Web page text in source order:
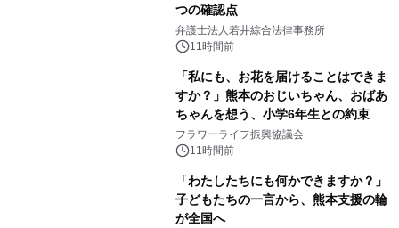
つの確認点
弁護士法人若井綜合法律事務所
11時間前
「私にも、お花を届けることはできま
すか？」熊本のおじいちゃん、おばあ
ちゃんを想う、小学6年生との約束
フラワーライフ振興協議会
11時間前
「わたしたちにも何かできますか？」
子どもたちの一言から、熊本支援の輪
が全国へ